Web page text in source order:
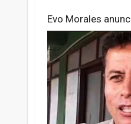
Evo Morales